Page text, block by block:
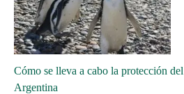
Cómo se lleva a cabo la protección
Argentina